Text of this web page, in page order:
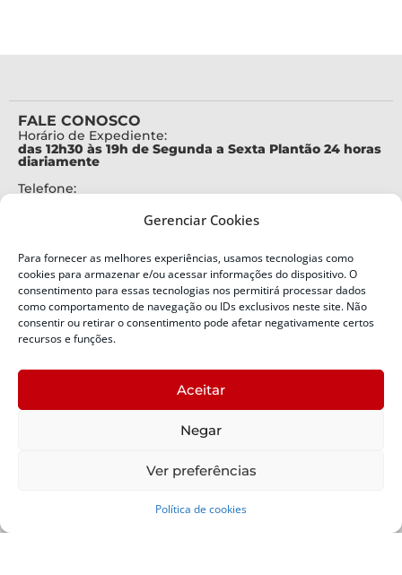
Gerenciar Cookies
Para fornecer as melhores experiências, usamos tecnologias como
cookies para armazenar e/ou acessar informações do dispositivo. O
consentimento para essas tecnologias nos permitirá processar dados
como comportamento de navegação ou IDs exclusivos neste site. Não
consentir ou retirar o consentimento pode afetar negativamente certos
recursos e funções.
Aceitar
Negar
Ver preferências
Política de cookies
FALE CONOSCO
Horário de Expediente:
das 12h30 às 19h de Segunda a Sexta Plantão 24 horas
diariamente
Telefone:
Alertas Defesa Civil:
SMS 40199
ENDEREÇO
Defesa Civil do Estado de Santa Catarina
Bairro:
Capoeiras, Florianópolis, SC
Política de Privacidade